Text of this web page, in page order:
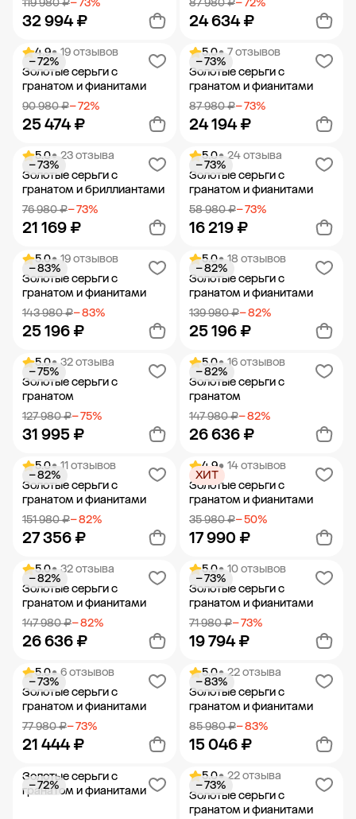
119 980 ₽− 73%
32 994 ₽
Добавить в корзину
87 980 ₽− 72%
24 634 ₽
Добавить в корзину
4.9• 19 отзывов
Золотые серьги с
гранатом и фианитами
90 980 ₽− 72%
25 474 ₽
− 72%
Добавить в корзину
5.0• 7 отзывов
Золотые серьги с
гранатом и фианитами
87 980 ₽− 73%
24 194 ₽
− 73%
Добавить в корзину
5.0• 23 отзыва
Золотые серьги с
гранатом и бриллиантами
76 980 ₽− 73%
21 169 ₽
− 73%
Добавить в корзину
5.0• 24 отзыва
Золотые серьги с
гранатом и фианитами
58 980 ₽− 73%
16 219 ₽
− 73%
Добавить в корзину
5.0• 19 отзывов
Золотые серьги с
гранатом и фианитами
143 980 ₽− 83%
25 196 ₽
− 83%
Добавить в корзину
5.0• 18 отзывов
Золотые серьги с
гранатом и фианитами
139 980 ₽− 82%
25 196 ₽
− 82%
Добавить в корзину
5.0• 32 отзыва
Золотые серьги с
гранатом
127 980 ₽− 75%
31 995 ₽
− 75%
Добавить в корзину
5.0• 16 отзывов
Золотые серьги с
гранатом
147 980 ₽− 82%
26 636 ₽
− 82%
Добавить в корзину
5.0• 11 отзывов
Золотые серьги с
гранатом и фианитами
151 980 ₽− 82%
27 356 ₽
− 82%
Добавить в корзину
4.9• 14 отзывов
Золотые серьги с
гранатом и фианитами
35 980 ₽− 50%
17 990 ₽
ХИТ
Добавить в корзину
5.0• 32 отзыва
Золотые серьги с
гранатом и фианитами
147 980 ₽− 82%
26 636 ₽
− 82%
Добавить в корзину
5.0• 10 отзывов
Золотые серьги с
гранатом и фианитами
71 980 ₽− 73%
19 794 ₽
− 73%
Добавить в корзину
5.0• 6 отзывов
Золотые серьги с
гранатом и фианитами
77 980 ₽− 73%
21 444 ₽
− 73%
Добавить в корзину
5.0• 22 отзыва
Золотые серьги с
гранатом и фианитами
85 980 ₽− 83%
15 046 ₽
− 83%
Добавить в корзину
Золотые серьги с
гранатом и фианитами
− 72%
5.0• 22 отзыва
Золотые серьги с
гранатом и фианитами
− 73%